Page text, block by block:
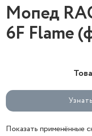
Мопед
6F Flame
Показать применённые